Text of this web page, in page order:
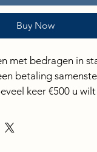
Buy Now
met bedragen in
betaling
keer €500 u
voldoen,